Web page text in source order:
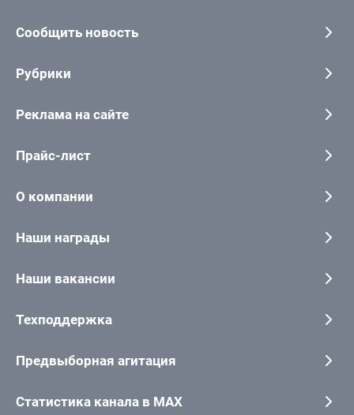
Сообщить новость
Рубрики
Реклама на сайте
Прайс-лист
О компании
Наши награды
Наши вакансии
Техподдержка
Предвыборная агитация
Статистика канала в MAX